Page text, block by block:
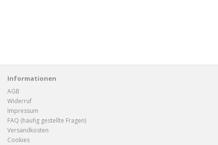
Informationen
AGB
Widerruf
Impressum
FAQ (häufig gestellte Fragen)
Versandkosten
Cookies